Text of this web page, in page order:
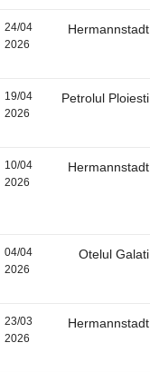
24/04
2026
Hermannstadt
19/04
2026
Petrolul Ploiesti
10/04
2026
Hermannstadt
04/04
2026
Otelul Galati
23/03
2026
Hermannstadt